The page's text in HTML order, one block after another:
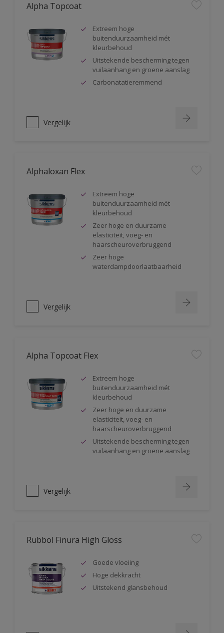
Alpha Topcoat
Extreem hoge
buitenduurzaamheid mét
kleurbehoud
Uitstekende bescherming tegen
vuilaanhang en groene aanslag
Carbonatatieremmend
Vergelijk
Alphaloxan Flex
Extreem hoge
buitenduurzaamheid mét
kleurbehoud
Zeer hoge en duurzame
elasticiteit, voeg- en
haarscheuroverbruggend
Zeer hoge
waterdampdoorlaatbaarheid
Vergelijk
Alpha Topcoat Flex
Extreem hoge
buitenduurzaamheid mét
kleurbehoud
Zeer hoge en duurzame
elasticiteit, voeg- en
haarscheuroverbruggend
Uitstekende bescherming tegen
vuilaanhang en groene aanslag
Vergelijk
Rubbol Finura High Gloss
Goede vloeiing
Hoge dekkracht
Uitstekend glansbehoud